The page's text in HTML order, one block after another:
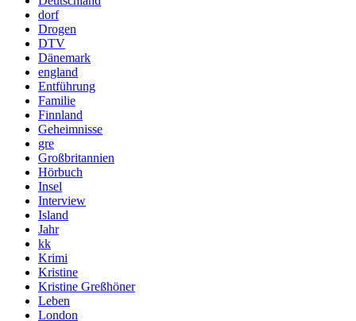
dorf
Drogen
DTV
Dänemark
england
Entführung
Familie
Finnland
Geheimnisse
gre
Großbritannien
Hörbuch
Insel
Interview
Island
Jahr
kk
Krimi
Kristine
Kristine Greßhöner
Leben
London